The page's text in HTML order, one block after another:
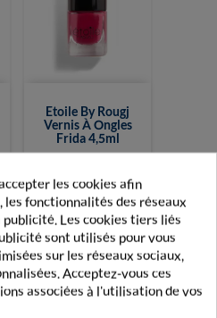
Etoile By Rougj
Vernis À Ongles
Frida 4,5ml
les cookies afin
fonctionnalités des réseaux
Les cookies tiers liés
sont utilisés pour vous
sur les réseaux sociaux,
Acceptez-vous ces
associées à l'utilisation de vos